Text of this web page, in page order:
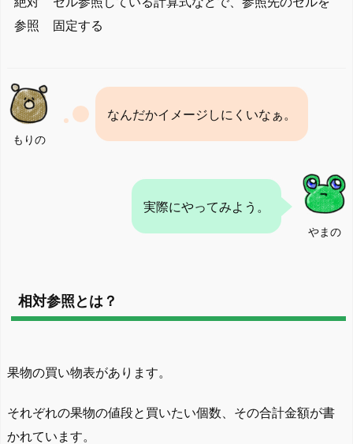
参照
固定する
もりの
なんだかイメージしにくいなぁ。
やまの
実際にやってみよう。
相対参照とは？
果物の買い物表があります。
それぞれの果物の値段と買いたい個数、その合計金額が書
かれています。